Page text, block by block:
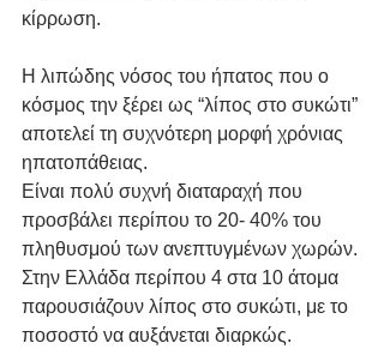
κίρρωση.
Η λιπώδης νόσος του ήπατος που ο
κόσμος την ξέρει ως “λίπος στο συκώτι”
αποτελεί τη συχνότερη μορφή χρόνιας
ηπατοπάθειας.
Είναι πολύ συχνή διαταραχή που
προσβάλει περίπου το 20- 40% του
πληθυσμού των ανεπτυγμένων χωρών.
Στην Ελλάδα περίπου 4 στα 10 άτομα
παρουσιάζουν λίπος στο συκώτι, με το
ποσοστό να αυξάνεται διαρκώς.